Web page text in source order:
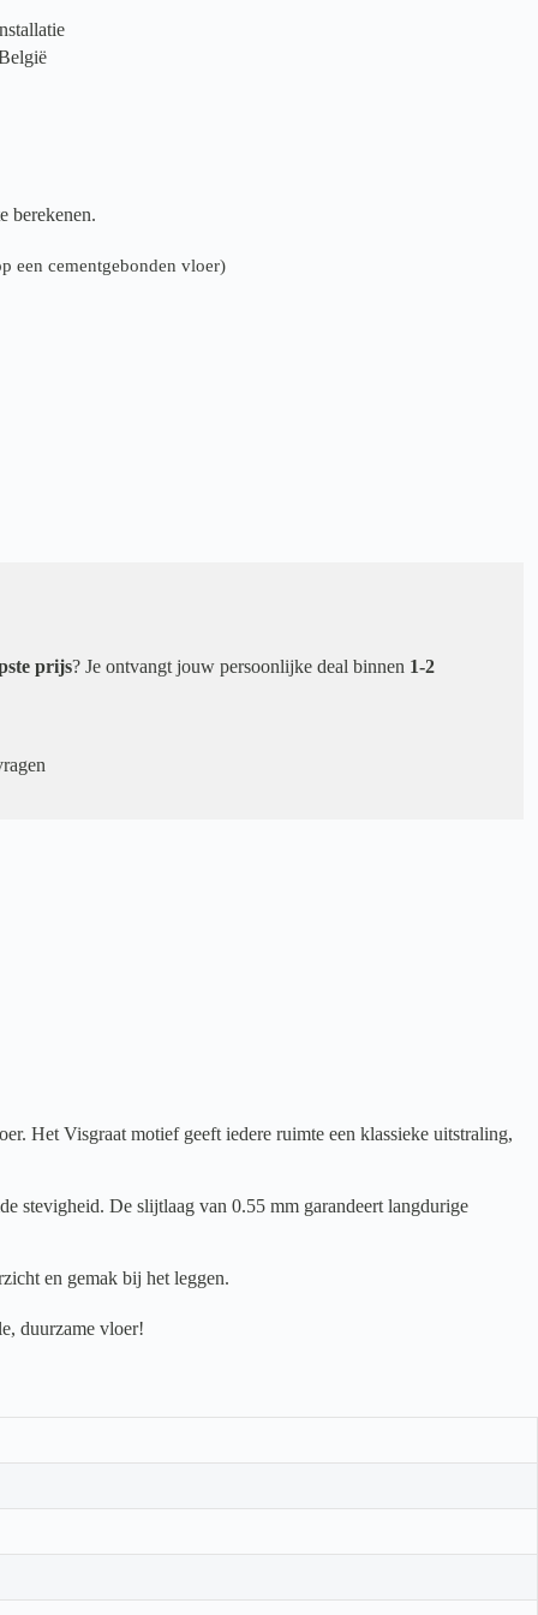
berekenen.
een cementgebonden vloer)
prijs? Je ontvangt jouw persoonlijke deal binnen 1-2
Het Visgraat motief geeft iedere ruimte een klassieke uitstraling,
stevigheid. De slijtlaag van 0.55 mm garandeert langdurige
en gemak bij het leggen.
duurzame vloer!